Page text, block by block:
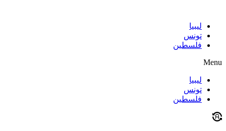
contentليبيا
تونس
فلسطين
Menu
ليبيا
تونس
فلسطين